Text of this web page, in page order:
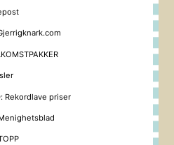
Rekordlave priser